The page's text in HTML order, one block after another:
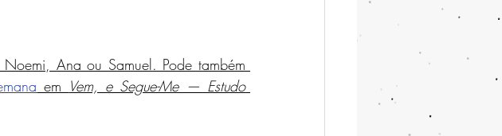
Ana ou Samuel. Pode também
em Vem, e Segue-Me — Estudo